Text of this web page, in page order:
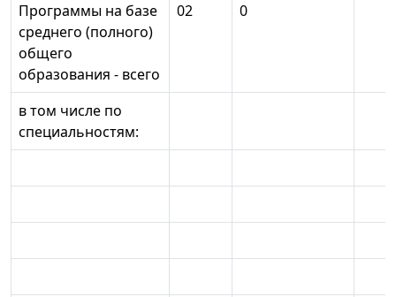
Программы на базе
среднего (полного)
общего
образования - всего
02 0
в том числе по
специальностям: